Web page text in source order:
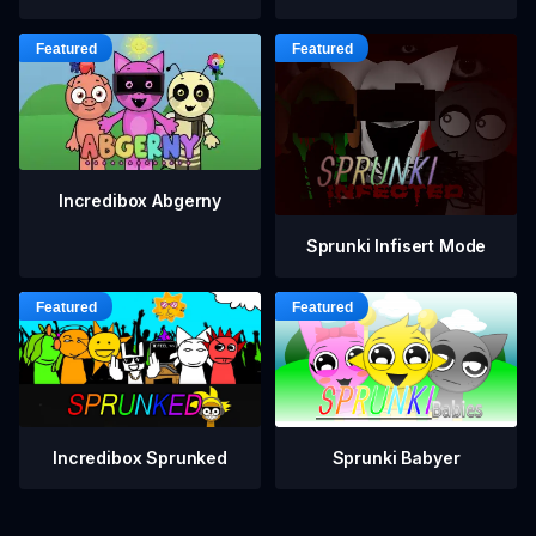
Incredibox Abgerny
Sprunki Infisert Mode
Incredibox Sprunked Sprunki Babyer